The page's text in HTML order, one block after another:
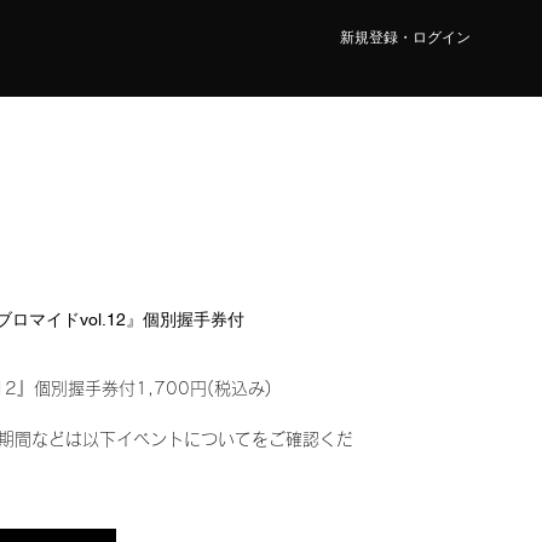
新規登録・ログイン
ロマイドvol.12』個別握手券付
』個別握手券付1,700円(税込み)
間などは以下イベントについてをご確認くだ